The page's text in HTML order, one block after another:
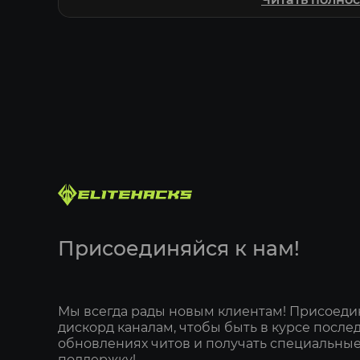
Присоединяйся к нам!
Мы всегда рады новым клиентам!
дискорд каналам, чтобы быть в курсе
обновлениях читов и получать